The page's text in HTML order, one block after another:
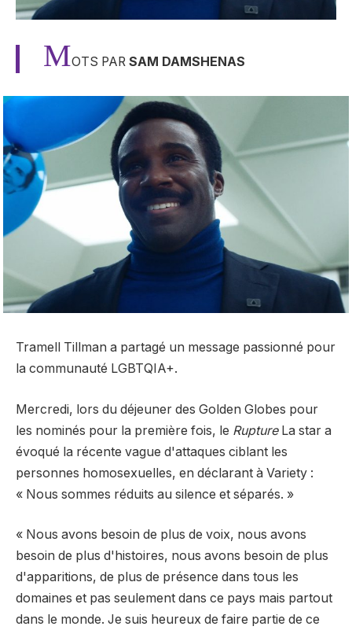
MOTS PAR SAM DAMSHENAS
Tramell Tillman a partagé un message passionné pour
la communauté LGBTQIA+.
Mercredi, lors du déjeuner des Golden Globes pour
les nominés pour la première fois, le RuptureLa star a
évoqué la récente vague d'attaques ciblant les
personnes homosexuelles, en déclarant à Variety :
« Nous sommes réduits au silence et séparés. »
« Nous avons besoin de plus de voix, nous avons
besoin de plus d'histoires, nous avons besoin de plus
d'apparitions, de plus de présence dans tous les
domaines et pas seulement dans ce pays mais partout
dans le monde. Je suis heureux de faire partie de ce